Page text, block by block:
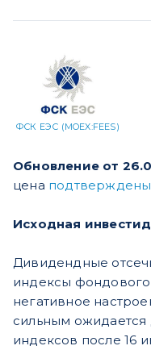
ФСК ЕЭС (MOEX:FEES)
Обновление от
цена подтверждены
Исходная
Дивидендные
индексы
негативное
сильным
индексов после 16